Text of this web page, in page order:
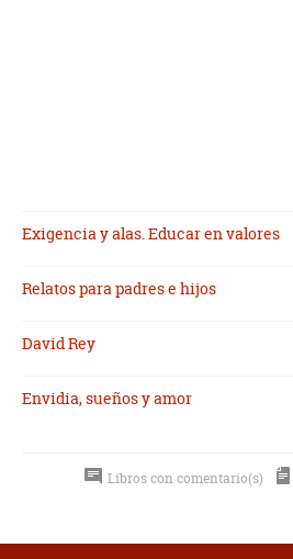
Exigencia y alas. Educar en valores
Relatos para padres e hijos
David Rey
Envidia, sueños y amor
Libros con comentario(s)